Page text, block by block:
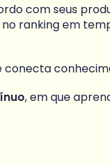
com seus
ranking em
, em que